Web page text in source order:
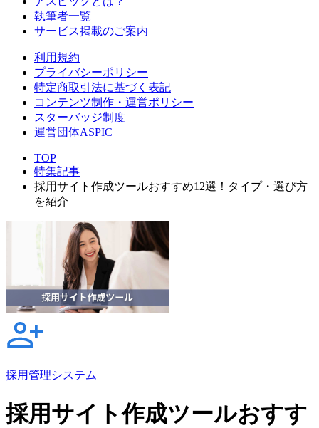
執筆者一覧
サービス掲載のご案内
利用規約
プライバシーポリシー
特定商取引法に基づく表記
コンテンツ制作・運営ポリシー
スターバッジ制度
運営団体ASPIC
TOP
特集記事
採用サイト作成ツールおすすめ12選！タイプ・選び方
を紹介
採用管理システム
採用サイト作成ツールおすす